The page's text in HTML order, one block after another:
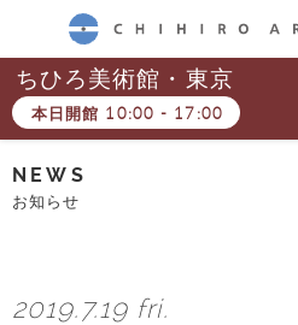
CHIHIRO ART MUSEUM
ちひろ美術館・東京
本日開館 10:00 - 17:00
NEWS
お知らせ
2019.7.19 fri.